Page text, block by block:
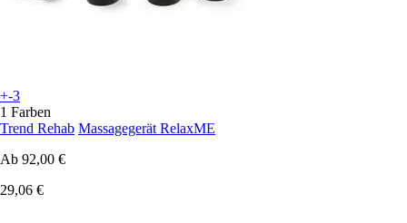
+-3
1 Farben
Trend Rehab Massagegerät RelaxME
Ab 92,00 €
29,06 €